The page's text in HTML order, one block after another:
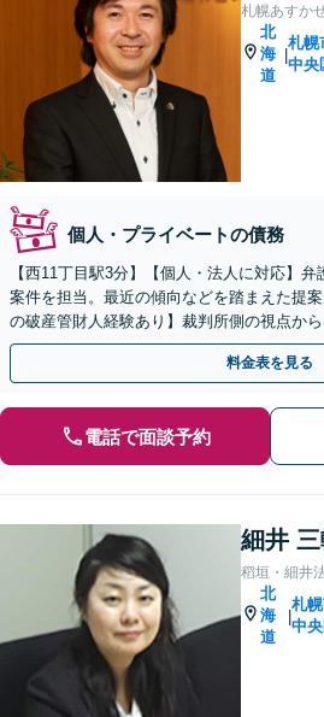
札幌あすか
北
海
道
|
札幌
中央
個人・プライベートの債務
【西11丁目駅3分】【個人・法人に対応】
案件を担当。最近の傾向などを踏まえた提
の破産管財人経験あり】裁判所側の視点か
ます【初回面談無料】【法テラス利用可】
料金表を見る
電話で面談予約
細井
稻垣・細井
北
海
道
|
札
中